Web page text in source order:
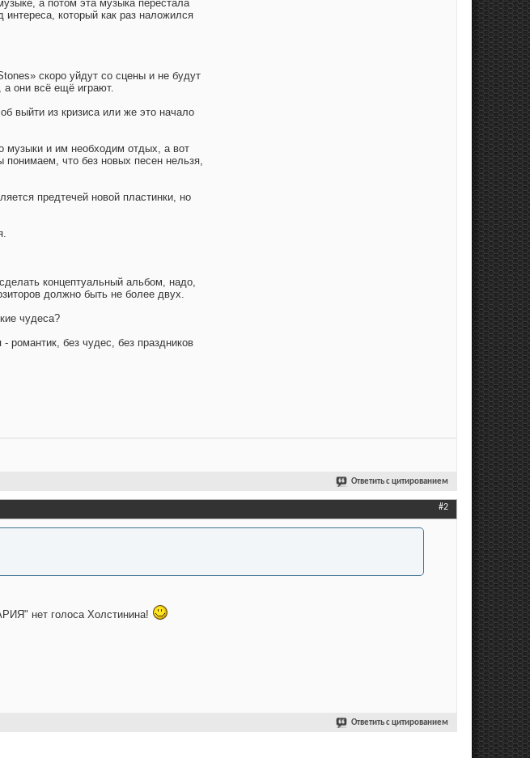
а потом эта музыка перестала
который как раз наложился
скоро уйдут со сцены и не будут
а они всё ещё играют.
выйти из кризиса или же это начало
музыки и им необходим отдых, а вот
что без новых песен нельзя,
предтечей новой пластинки, но
концептуальный альбом, надо,
должно быть не более двух.
чудеса?
без чудес, без праздников
Ответить с цитированием
#2
нет голоса Холстинина!
Ответить с цитированием